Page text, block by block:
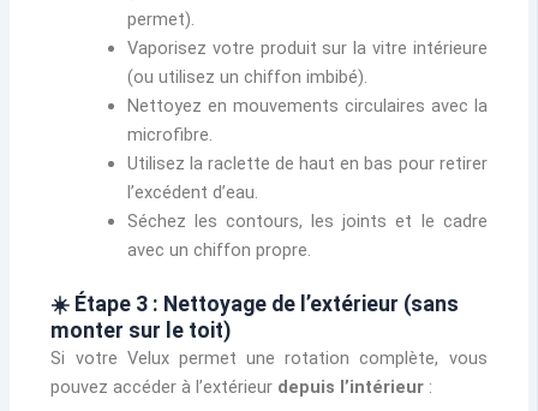
permet).
Vaporisez votre produit sur la vitre intérieure
(ou utilisez un chiffon imbibé).
Nettoyez en mouvements circulaires avec la
microfibre.
Utilisez la raclette de haut en bas pour retirer
l’excédent d’eau.
Séchez les contours, les joints et le cadre
avec un chiffon propre.
☀️ Étape 3 : Nettoyage de l’extérieur (sans
monter sur le toit)
Si votre Velux permet une rotation complète, vous
pouvez accéder à l’extérieur depuis l’intérieur :